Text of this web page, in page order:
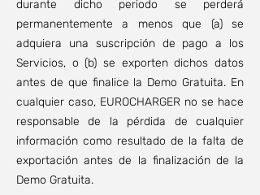
durante dicho periodo se perderá
permanentemente a menos que (a) se
adquiera una suscripción de pago a los
Servicios, o (b) se exporten dichos datos
antes de que finalice la Demo Gratuita. En
cualquier caso, EUROCHARGER no se hace
responsable de la pérdida de cualquier
información como resultado de la falta de
exportación antes de la finalización de la
Demo Gratuita.